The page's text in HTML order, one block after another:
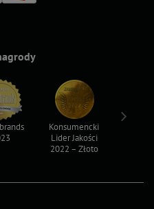
Konsumencki
Lider Jakości
2022 – Złoto